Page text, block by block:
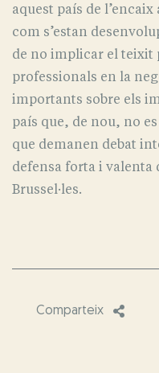
aquest país de
com s’estan
de no implicar el teixit
professionals en la
importants sobre els
país que, de nou, no
que demanen debat
defensa forta i valenta
Brussel·les.
Comparteix